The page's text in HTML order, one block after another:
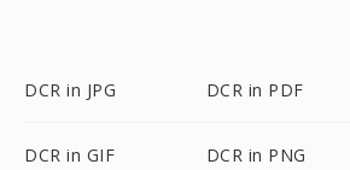
DCR in JPG DCR in PDF
DCR in GIF DCR in PNG